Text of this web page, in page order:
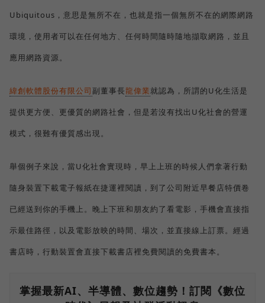
Ubiquitous，意思是無所不在，也就是指一個無所不在的網際網路
環境，使用者可以在任何地方、任何時間隨時隨地擷取網路，並且
應用網路資源。
緯創軟體股份有限公司副董事長龍偉業就認為，所謂的U化生活是
提供更方便、更優質的網路社會，但是若沒有找出U化社會的營運
模式，很難有優質感出現。
舉個例子來說，當U化社會實現時，早上上班的時候人們拿著行動
隨身裝置下載電子報紙在捷運裡閱讀，到了公司附近早餐店特價卷
已經送到你的手機上。晚上下班和朋友約了看電影，手機會直接指
示最佳路徑，以及電影放映的時間、場次，並直接線上訂票。經過
書店時，行動裝置會直接下載書店裡免費閱讀的免費書本。
掌握最新AI、半導體、數位趨勢！訂閱《數位